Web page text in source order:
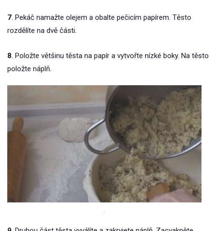
7. Pekáč namažte olejem a obalte pečicím papírem. Těsto
rozdělíte na dvě části.
8. Položte většinu těsta na papír a vytvořte nízké boky. Na těsto
položte náplň.